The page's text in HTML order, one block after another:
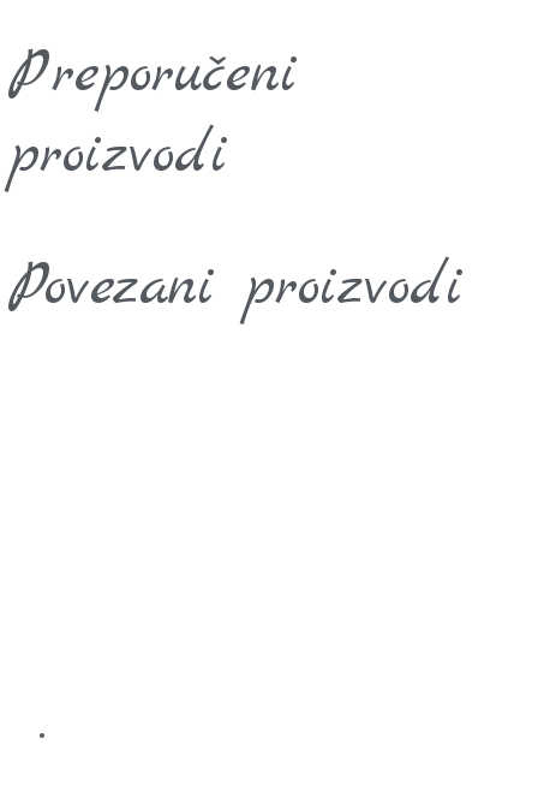
Preporučeni
proizvodi
Povezani proizvodi